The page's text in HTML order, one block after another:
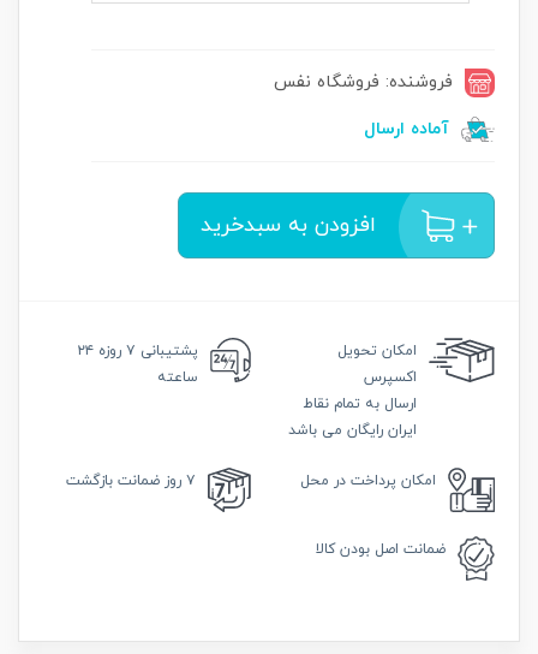
فروشنده: فروشگاه نفس
آماده ارسال
افزودن به سبدخرید
امکان تحویل
اکسپرس
ارسال به تمام نقاط
ایران رایگان می باشد
پشتیبانی
۷ روزه ۲۴
ساعته
امکان پرداخت در محل ۷ روز ضمانت بازگشت
ضمانت اصل بودن کالا